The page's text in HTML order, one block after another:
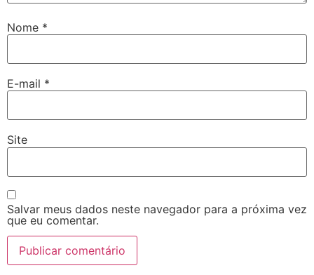
Nome *
E-mail *
Site
Salvar meus dados neste navegador para a próxima vez
que eu comentar.